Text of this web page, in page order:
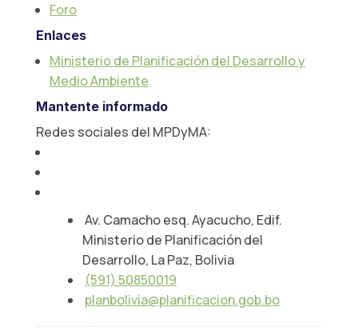
Foro
Enlaces
Ministerio de Planificación del Desarrollo y
Medio Ambiente
Mantente informado
Redes sociales del MPDyMA:
Av. Camacho esq. Ayacucho, Edif.
Ministerio de Planificación del
Desarrollo, La Paz, Bolivia
(591) 50850019
planbolivia@planificacion.gob.bo